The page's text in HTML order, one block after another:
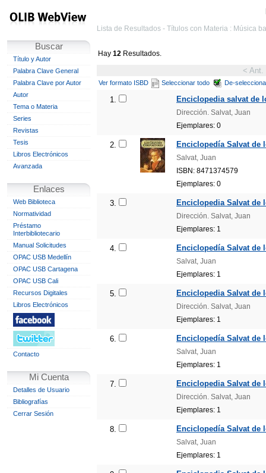
Buscar
Título y Autor
Palabra Clave General
Palabra Clave por Autor
Autor
Tema o Materia
Series
Revistas
Tesis
Libros Electrónicos
Avanzada
Enlaces
Web Biblioteca
Normatividad
Préstamo
Interbibliotecario
Manual Solicitudes
OPAC USB Medellín
OPAC USB Cartagena
OPAC USB Cali
Recursos Digitales
Libros Electrónicos
Contacto
Mi Cuenta
Detalles de Usuario
Bibliografías
Cerrar Sesión
Lista de Resultados - Títulos con Materia : Música
Hay 12 Resultados.
< Ant.
Ver formato ISBD Seleccionar todo De-
1. Enciclopedia salvat de
Dirección. Salvat, Juan
Ejemplares: 0
2. Enciclopedía Salvat de
Salvat, Juan
ISBN: 8471374579
Ejemplares: 0
3. Enciclopedia Salvat de
Dirección. Salvat, Juan
Ejemplares: 1
4. Enciclopedía Salvat de
Salvat, Juan
Ejemplares: 1
5. Enciclopedia Salvat de
Dirección. Salvat, Juan
Ejemplares: 1
6. Enciclopedía Salvat de
Salvat, Juan
Ejemplares: 1
7. Enciclopedia Salvat de
Dirección. Salvat, Juan
Ejemplares: 1
8. Enciclopedía Salvat de
Salvat, Juan
Ejemplares: 1